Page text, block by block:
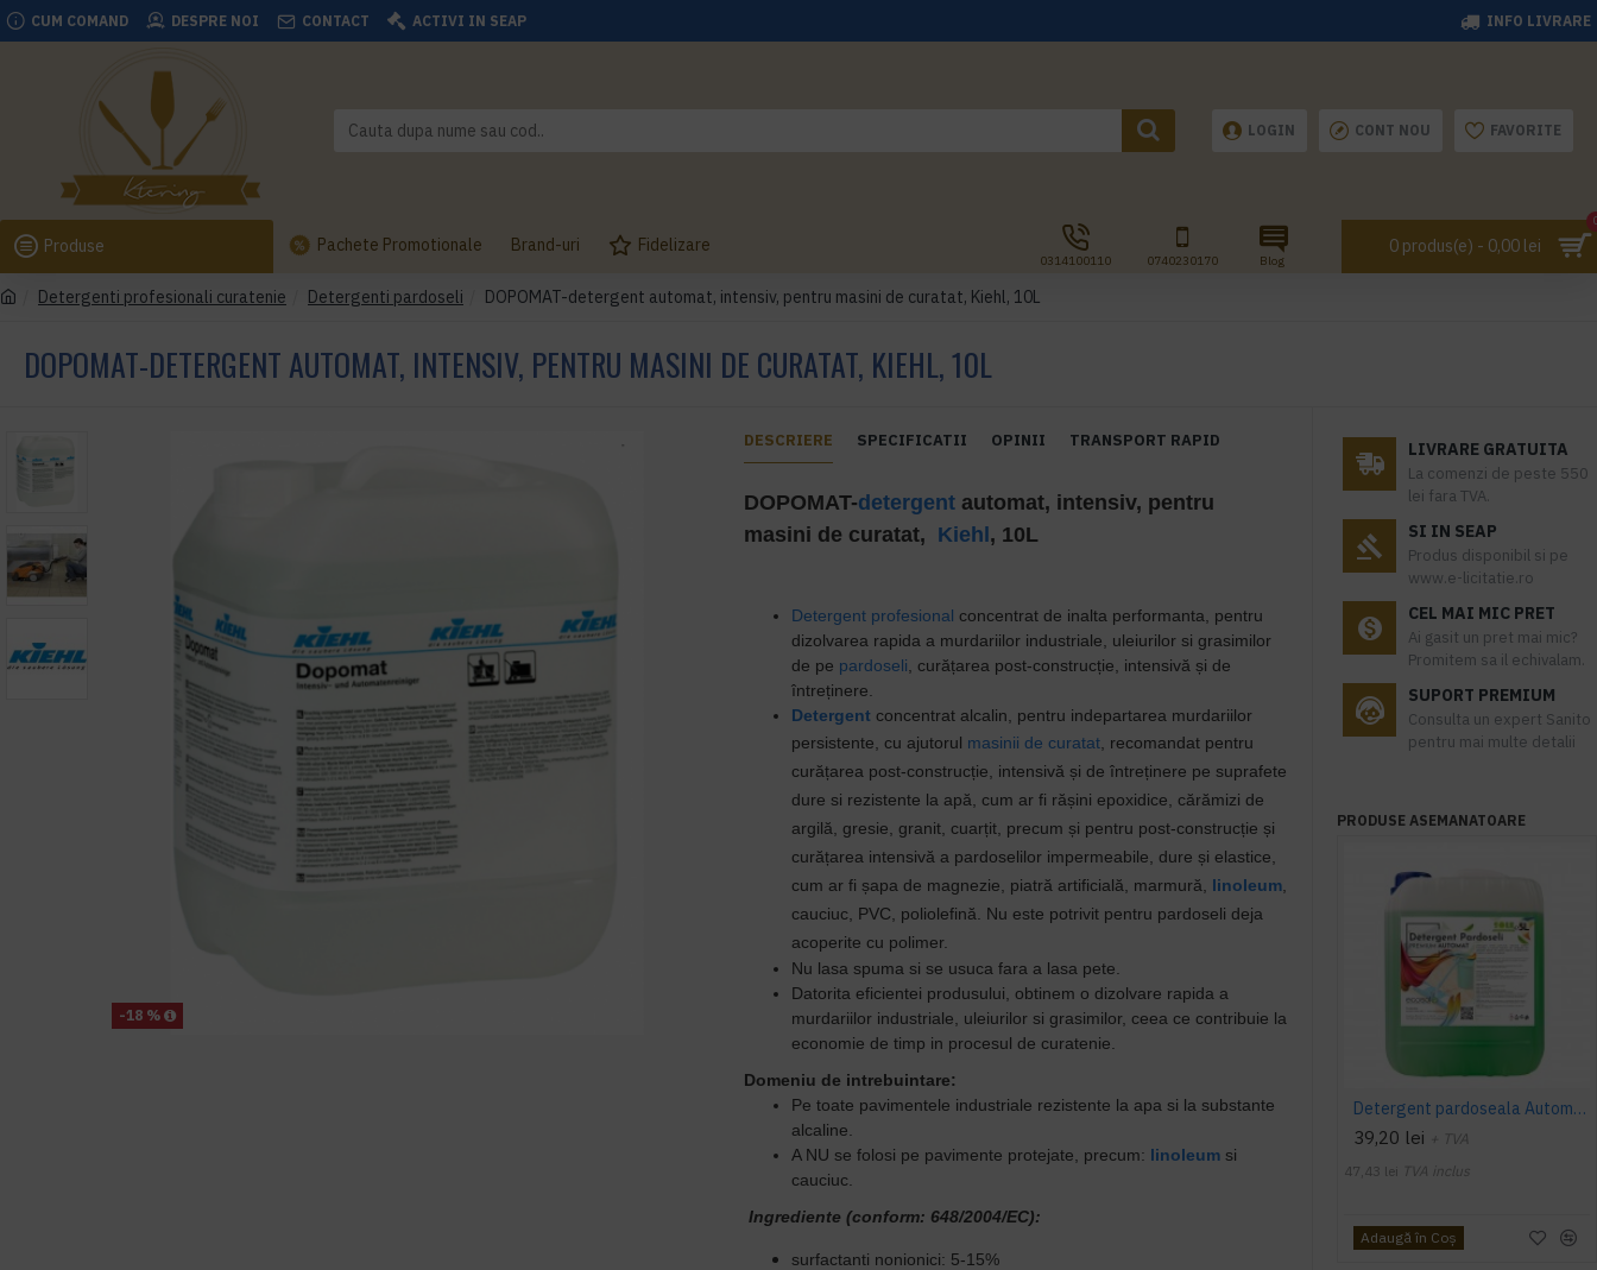
CUM COMAND DESPRE NOI CONTACT ACTIVI IN SEAP INFO LIVRARE
LOGIN CONT NOU FAVORITE
Produse Pachete Promotionale Brand-uri Fidelizare
0314100110 0740230170 Blog
0 produs(e) - 0,00 lei
Detergenti profesionali curatenie Detergenti pardoseli DOPOMAT-detergent automat, intensiv, pentru masini de curatat, Kiehl, 10L
DOPOMAT-DETERGENT AUTOMAT, INTENSIV, PENTRU MASINI DE CURATAT, KIEHL, 10L
-18 %
DESCRIERE SPECIFICATII OPINII TRANSPORT RAPID
DOPOMAT-detergent automat, intensiv, pentru
masini de curatat, Kiehl , 10L
Detergent profesional concentrat de inalta performanta, pentru
dizolvarea rapida a murdariilor industriale, uleiurilor si grasimilor
de pe pardoseli
curățarea post-construcție, intensivă și de
întreținere.
Detergent concentrat alcalin, pentru indepartarea murdariilor
persistente, cu ajutorul masinii de curatat , recomandat pentru
curățarea post-construcție, intensivă și de întreținere pe suprafete
dure si rezistente la apă, cum ar fi rășini epoxidice, cărămizi de
argilă, gresie, granit, cuarțit, precum și pentru post-construcție și
curățarea intensivă a pardoselilor impermeabile, dure și elastice,
cum ar fi șapa de magnezie, piatră artificială, marmură, linoleum
cauciuc, PVC, poliolefină.
Nu este potrivit pentru pardoseli deja
acoperite cu polimer.
Nu lasa spuma si se usuca fara a lasa pete.
Datorita eficientei produsului, obtinem o dizolvare rapida a
murdariilor industriale, uleiurilor si grasimilor, ceea ce contribuie la
economie de timp in procesul de curatenie.
Domeniu de intrebuintare:
Pe toate pavimentele industriale rezistente la apa si la substante
alcaline.
A NU se folosi pe pavimente protejate, precum: linoleum si
cauciuc.
Ingrediente (conform: 648/2004/EC):
surfactanti nonionici: 5-15%
LIVRARE GRATUITA
La comenzi de peste 550
lei fara TVA.
SI IN SEAP
Produs disponibil si pe
www.e-licitatie.ro
CEL MAI MIC PRET
Ai gasit un pret mai mic?
Promitem sa il echivalam.
SUPORT PREMIUM
Consulta un expert Sanito
pentru mai multe detalii
PRODUSE ASEMANATOARE
Detergent pardoseala Automat premium AQAS
39,20 lei + TVA
47,43 lei TVA inclus
Adaugă în Coş